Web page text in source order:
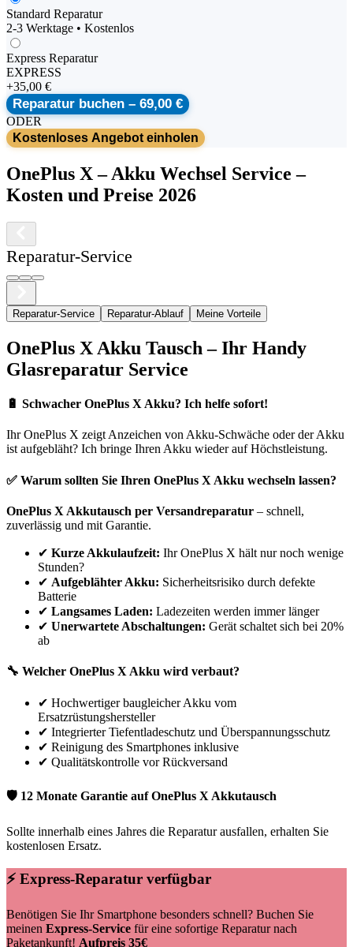
Standard Reparatur
2-3 Werktage • Kostenlos
Express Reparatur
EXPRESS
+35,00 €
Reparatur buchen – 69,00 €
ODER
Kostenloses Angebot einholen
OnePlus X–Akku Wechsel Service –
Kosten und Preise 2026
Reparatur-Service
Reparatur-Service Reparatur-Ablauf Meine Vorteile
OnePlus X Akku Tausch – Ihr Handy
Glasreparatur Service
🔋 Schwacher OnePlus X Akku? Ich helfe sofort!
IhrOnePlus X zeigt Anzeichen von Akku-Schwäche oder der Akku
ist aufgebläht? Ich bringe Ihren Akku wieder auf Höchstleistung.
✅ Warum sollten Sie Ihren OnePlus X Akku wechseln lassen?
OnePlus X Akkutausch per Versandreparatur – schnell,
zuverlässig und mit Garantie.
✔ Kurze Akkulaufzeit: IhrOnePlus X hält nur noch wenige
Stunden?
✔ Aufgeblähter Akku: Sicherheitsrisiko durch defekte
Batterie
✔ Langsames Laden: Ladezeiten werden immer länger
✔ Unerwartete Abschaltungen: Gerät schaltet sich bei 20%
ab
🔧 Welcher OnePlus X Akku wird verbaut?
✔ Hochwertiger baugleicher Akku vom
Ersatzrüstungshersteller
✔ Integrierter Tiefentladeschutz und Überspannungsschutz
✔ Reinigung des Smartphones inklusive
✔ Qualitätskontrolle vor Rückversand
🛡 12 Monate Garantie aufOnePlus X Akkutausch
Sollte innerhalb eines Jahres die Reparatur ausfallen, erhalten Sie
kostenlosen Ersatz.
⚡ Express-Reparatur verfügbar
Benötigen Sie Ihr Smartphone besonders schnell? Buchen Sie
meinen Express-Service für eine sofortige Reparatur nach
Paketankunft! Aufpreis 35€